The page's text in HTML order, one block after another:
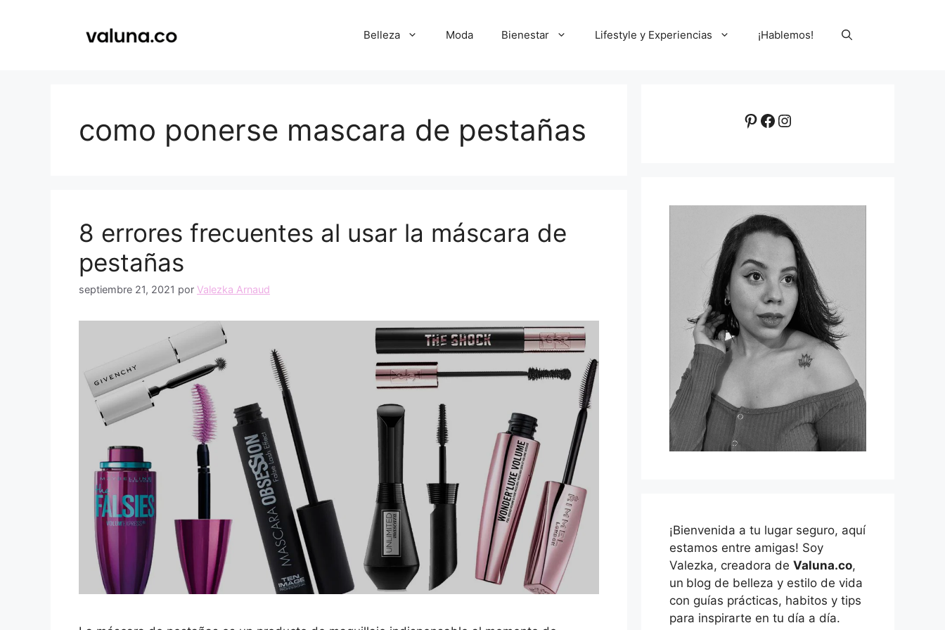
Belleza Moda Bienestar Lifestyle y Experiencias ¡Hablemos!
como ponerse mascara de pestañas
8 errores frecuentes al usar la máscara de
pestañas
septiembre 21, 2021 por Valezka Arnaud
Pinterest
Facebook
Instagram
¡Bienvenida a tu lugar seguro, aquí
estamos entre amigas! Soy
Valezka, creadora de Valuna.co,
un blog de belleza y estilo de vida
con guías prácticas, habitos y tips
para inspirarte en tu día a día.